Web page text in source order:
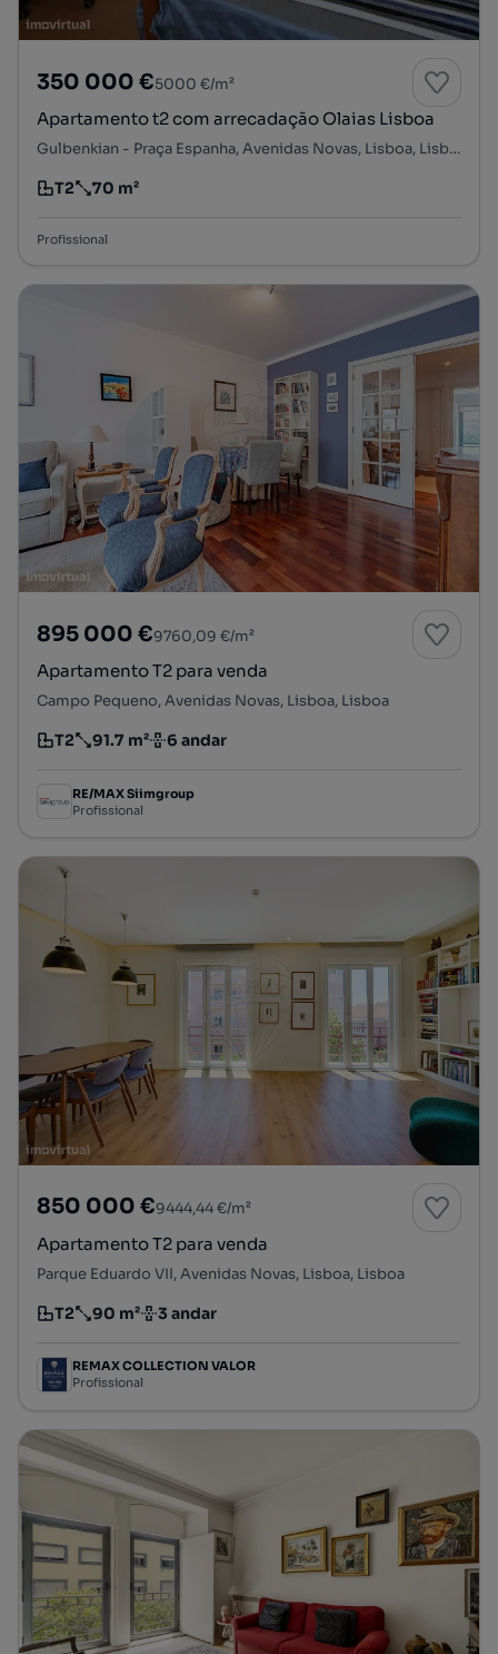
350 000 €5000 €/m²
Apartamento t2 com arrecadação Olaias Lisboa
Gulbenkian - Praça Espanha, Avenidas Novas, Lisboa, Lisboa
Tipologia
T2
Preço por metro quadrado
70 m²
Profissional
895 000 €9760,09 €/m²
Apartamento T2 para venda
Campo Pequeno, Avenidas Novas, Lisboa, Lisboa
Tipologia
T2
Preço por metro quadrado
91.7 m²
Andar 6 andar
RE/MAX Siimgroup
Profissional
850 000 €9444,44 €/m²
Apartamento T2 para venda
Parque Eduardo VII, Avenidas Novas, Lisboa, Lisboa
Tipologia
T2
Preço por metro quadrado
90 m²
Andar 3 andar
REMAX COLLECTION VALOR
Profissional